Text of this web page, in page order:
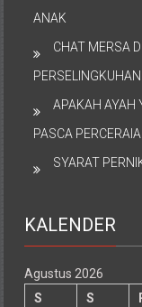
ANAK
CHAT MERSA
APAKAH AYAH
PASCA
SYARAT
KALENDER
Agustus 2026
S
S